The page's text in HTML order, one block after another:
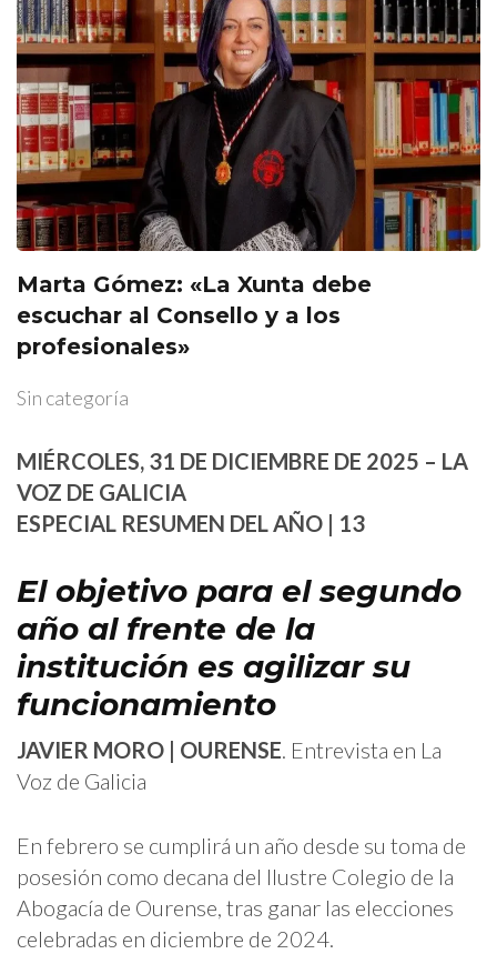
Marta Gómez: «La Xunta debe
escuchar al Consello y a los
profesionales»
Sin categoría
MIÉRCOLES, 31 DE DICIEMBRE DE 2025 – LA
VOZ DE GALICIA
ESPECIAL RESUMEN DEL AÑO | 13
El objetivo para el segundo
año al frente de la
institución es agilizar su
funcionamiento
JAVIER MORO | OURENSE. Entrevista en La
Voz de Galicia
En febrero se cumplirá un año desde su toma de
posesión como decana del Ilustre Colegio de la
Abogacía de Ourense, tras ganar las elecciones
celebradas en diciembre de 2024.